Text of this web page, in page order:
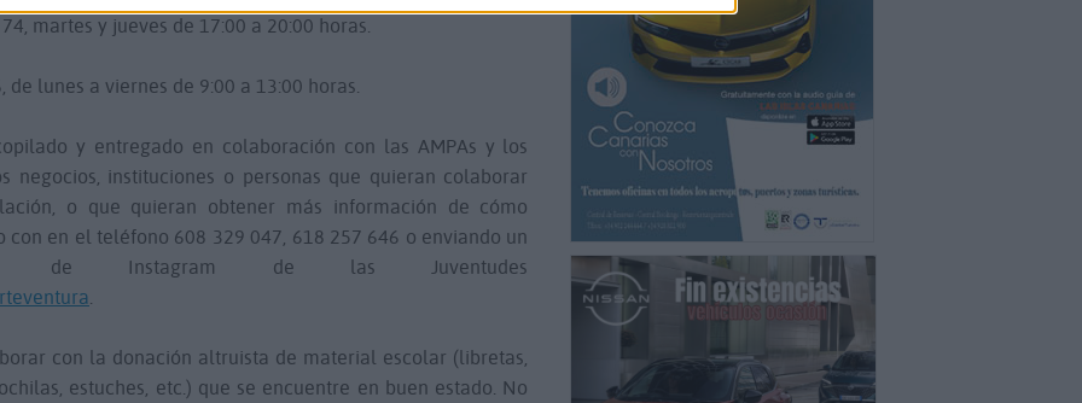
martes y jueves de 17:00 a 20:00 horas.
de lunes a viernes de 9:00 a 13:00 horas.
y entregado en colaboración con las AMPAs y los
negocios, instituciones o personas que quieran colaborar
o que quieran obtener más información de cómo
en el teléfono 608 329 047, 618 257 646 o enviando un
Instagram de las Juventudes
con la donación altruista de material escolar (libretas,
estuches, etc.) que se encuentre en buen estado. No